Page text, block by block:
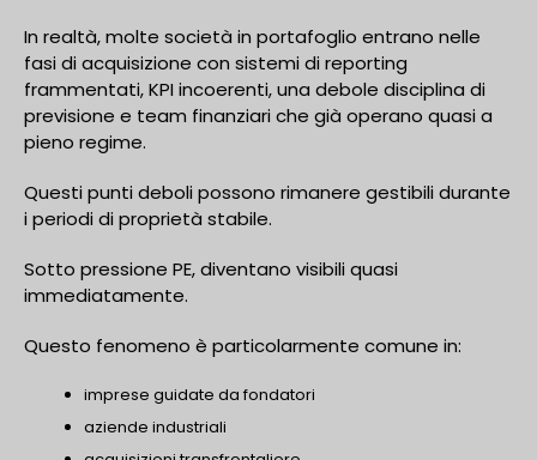
In realtà, molte società in portafoglio entrano nelle
fasi di acquisizione con sistemi di reporting
frammentati, KPI incoerenti, una debole disciplina di
previsione e team finanziari che già operano quasi a
pieno regime.
Questi punti deboli possono rimanere gestibili durante
i periodi di proprietà stabile.
Sotto pressione PE, diventano visibili quasi
immediatamente.
Questo fenomeno è particolarmente comune in:
imprese guidate da fondatori
aziende industriali